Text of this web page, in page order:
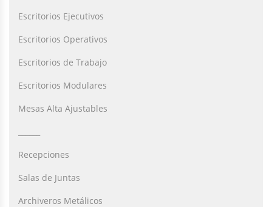
Escritorios Ejecutivos
Escritorios Operativos
Escritorios de Trabajo
Escritorios Modulares
Mesas Alta Ajustables
Recepciones
Salas de Juntas
Archiveros Metálicos